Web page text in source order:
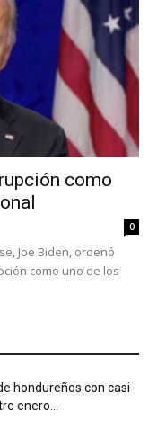
como
0
Joe Biden, ordenó
como uno de los
hondureños con casi
enero...